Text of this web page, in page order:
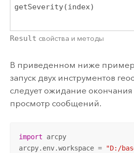
getSeverity(index)
Result свойства и методы
В приведенном ниже
запуск двух инструментов
следует ожидание окончания
просмотр сообщений.
import arcpy
arcpy.env.workspace =
"D:/